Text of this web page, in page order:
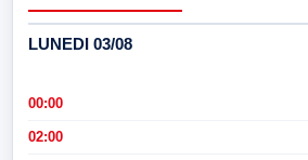
LUNEDI 03/08
00:00
02:00